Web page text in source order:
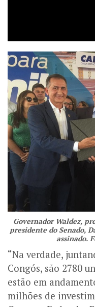
Governador Waldez,
presidente do Senado,
assinado.
“Na verdade,
Congós, são 2780
estão em
milhões de